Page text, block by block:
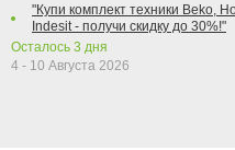
"Купи комплект техники Beko,
Indesit - получи скидку до 30%!"
Осталось 3 дня
4 - 10 Августа 2026